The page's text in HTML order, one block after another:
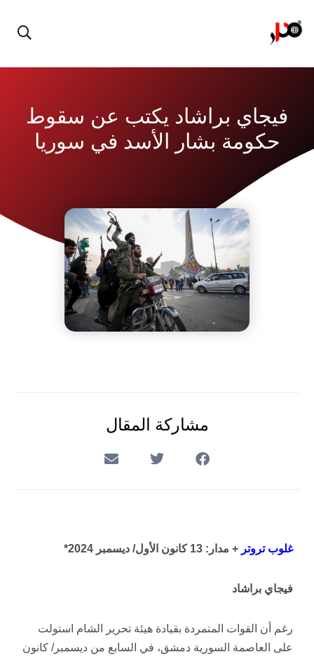
فيجاي براشاد يكتب عن سقوط
حكومة بشار الأسد في سوريا
مشاركة المقال
غلوب تروتر + مدار: 13 كانون الأول/ ديسمبر 2024*
فيجاي براشاد
رغم أن القوات المتمردة بقيادة هيئة تحرير الشام استولت
على العاصمة السورية دمشق، في السابع من ديسمبر/ كانون